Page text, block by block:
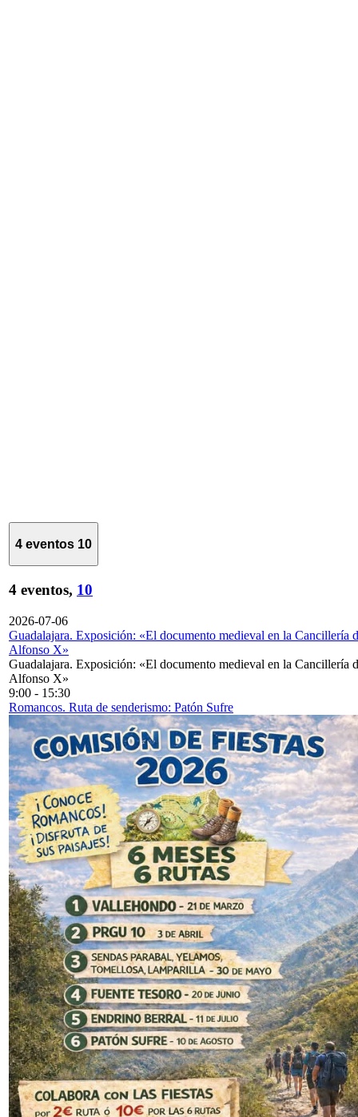
4 eventos 10
4 eventos, 10
2026-07-06
Guadalajara. Exposición: «El documento medieval en la Cancillería
Alfonso X»
Guadalajara. Exposición: «El documento medieval en la Cancillería
Alfonso X»
9:00 - 15:30
Romancos. Ruta de senderismo: Patón Sufre